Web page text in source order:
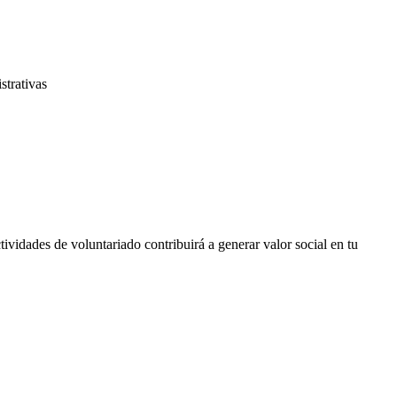
de voluntariado contribuirá a generar valor social en tu